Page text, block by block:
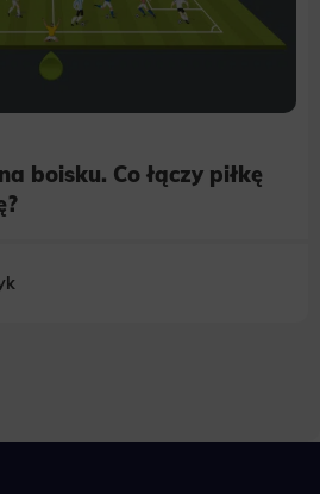
boisku. Co łączy piłkę